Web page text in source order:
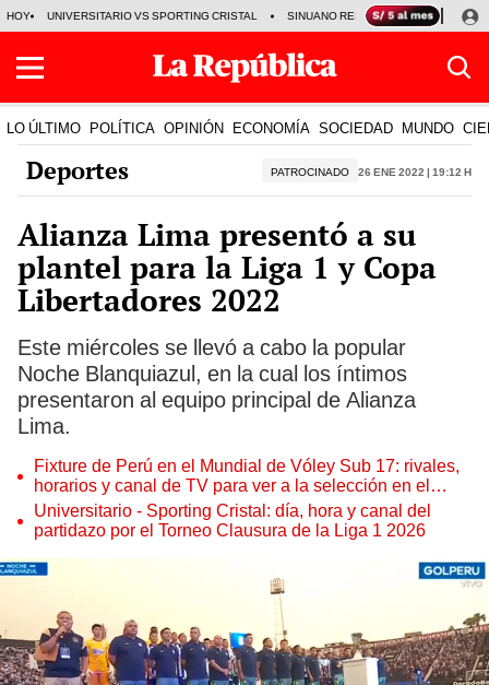
HOY UNIVERSITARIO VS SPORTING CRISTAL SINUANO RESULTADOS HOY
LO ÚLTIMO POLÍTICA OPINIÓN ECONOMÍA SOCIEDAD MUNDO
Deportes PATROCINADO 26 Ene 2022 | 19:12 h
Alianza Lima presentó a su
plantel para la Liga 1 y Copa
Libertadores 2022
Este miércoles se llevó a cabo la popular
Noche Blanquiazul, en la cual los íntimos
presentaron al equipo principal de Alianza
Lima.
Fixture de Perú en el Mundial de Vóley Sub 17: rivales,
horarios y canal de TV para ver a la selección en el
torneo
Universitario - Sporting Cristal: día, hora y canal del
partidazo por el Torneo Clausura de la Liga 1 2026